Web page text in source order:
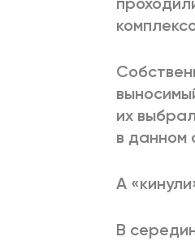
их
в данном
А
В